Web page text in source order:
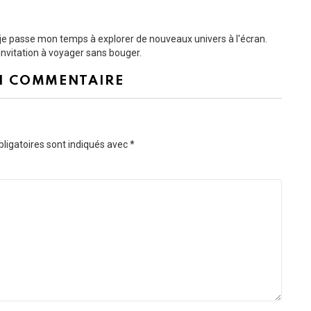
passe mon temps à explorer de nouveaux univers à l'écran.
à voyager sans bouger.
COMMENTAIRE
sont indiqués avec*